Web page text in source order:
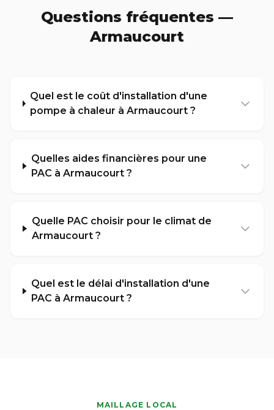
Questions fréquentes —
Armaucourt
Quel est le coût d'installation d'une
pompe à chaleur à Armaucourt ?
Quelles aides financières pour une
PAC à Armaucourt ?
Quelle PAC choisir pour le climat de
Armaucourt ?
Quel est le délai d'installation d'une
PAC à Armaucourt ?
MAILLAGE LOCAL